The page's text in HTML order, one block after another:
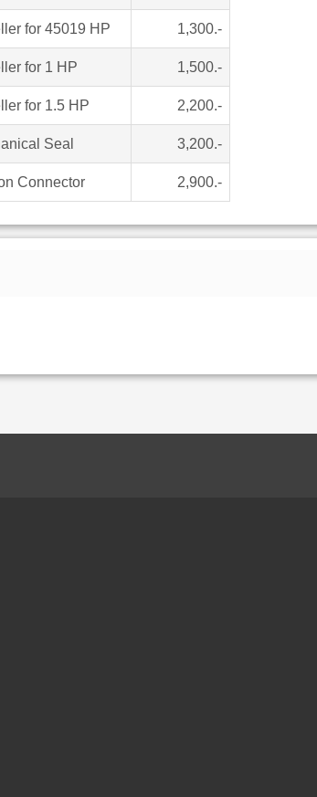
for 45019 HP 1,300.-
for 1 HP 1,500.-
for 1.5 HP 2,200.-
Seal 3,200.-
Connector 2,900.-